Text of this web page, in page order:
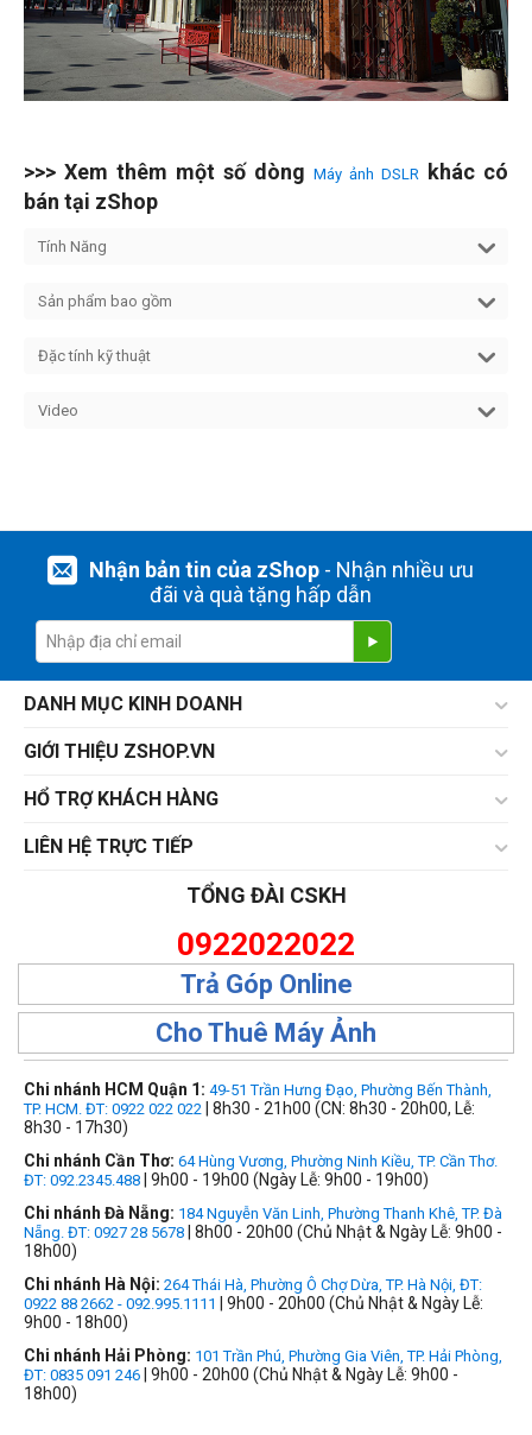
>>> Xem thêm một số dòng Máy ảnh DSLR
khác có
bán tại zShop
Tính Năng
Sản phẩm bao gồm
Đặc tính kỹ thuật
Video
Nhận bản tin của zShop- Nhận nhiều ưu
đãi và quà tặng hấp dẫn
DANH MỤC KINH DOANH
GIỚI THIỆU ZSHOP.VN
HỔ TRỢ KHÁCH HÀNG
LIÊN HỆ TRỰC TIẾP
TỔNG ĐÀI CSKH
0922022022
Trả Góp Online
Cho Thuê Máy Ảnh
Chi nhánh HCM Quận 1: 49-51 Trần Hưng Đạo, Phường Bến Thành,
TP. HCM. ĐT: 0922 022 022 | 8h30 - 21h00 (CN: 8h30 - 20h00, Lễ:
8h30 - 17h30)
Chi nhánh Cần Thơ: 64 Hùng Vương, Phường Ninh Kiều, TP. Cần Thơ.
ĐT: 092.2345.488 | 9h00 - 19h00 (Ngày Lễ: 9h00 - 19h00)
Chi nhánh Đà Nẵng: 184 Nguyễn Văn Linh, Phường Thanh Khê, TP. Đà
Nẵng. ĐT: 0927 28 5678 | 8h00 - 20h00 (Chủ Nhật & Ngày Lễ: 9h00 -
18h00)
Chi nhánh Hà Nội: 264 Thái Hà, Phường Ô Chợ Dừa, TP. Hà Nội, ĐT:
0922 88 2662 - 092.995.1111
| 9h00 - 20h00 (Chủ Nhật & Ngày Lễ:
9h00 - 18h00)
Chi nhánh Hải Phòng: 101 Trần Phú, Phường Gia Viên, TP. Hải Phòng,
ĐT: 0835 091 246 | 9h00 - 20h00 (Chủ Nhật & Ngày Lễ: 9h00 -
18h00)